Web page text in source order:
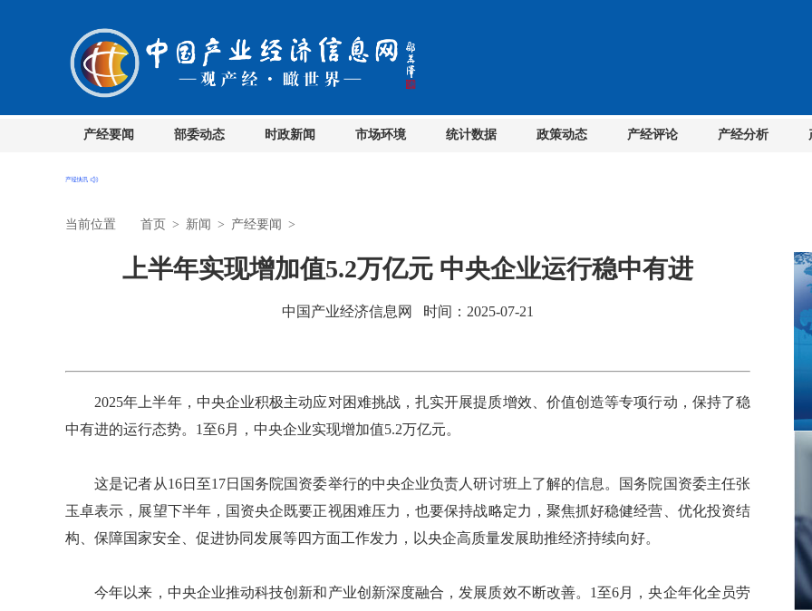
产经要闻 部委动态 时政新闻 市场环境 统计数据 政策动态 产经评论 产经分析
当前位置 首页 > 新闻 > 产经要闻 >
上半年实现增加值5.2万亿元 中央企业运行稳中有进
中国产业经济信息网 时间：2025-07-21
2025年上半年，中央企业积极主动应对困难挑战，扎实开展提质增效、价值创造等专项行动，保持了稳
中有进的运行态势。1至6月，中央企业实现增加值5.2万亿元。
这是记者从16日至17日国务院国资委举行的中央企业负责人研讨班上了解的信息。国务院国资委主任张
玉卓表示，展望下半年，国资央企既要正视困难压力，也要保持战略定力，聚焦抓好稳健经营、优化投资结
构、保障国家安全、促进协同发展等四方面工作发力，以央企高质量发展助推经济持续向好。
今年以来，中央企业推动科技创新和产业创新深度融合，发展质效不断改善。1至6月，央企年化全员劳